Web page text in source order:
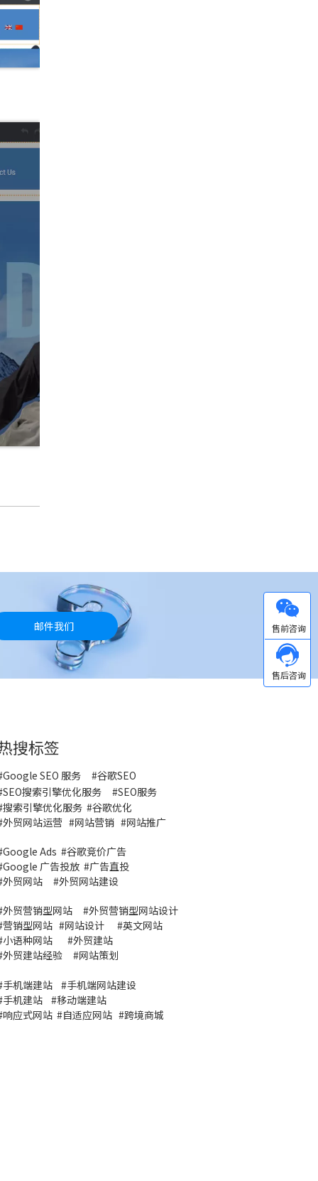
邮件我们
搜标签
SEO 服务 #谷歌SEO
SEO搜索引擎优化服务 #SEO服务
搜索引擎优化服务 #谷歌优化
外贸网站运营 #网站营销 #网站推广
Google Ads #谷歌竞价广告
Google 广告投放 #广告直投
外贸网站 #外贸网站建设
外贸营销型网站 #外贸营销型网站设计
营销型网站 #网站设计 #英文网站
小语种网站 #外贸建站
外贸建站经验 #网站策划
手机端建站 #手机端网站建设
手机建站 #移动端建站
响应式网站 #自适应网站 #跨境商城
微信